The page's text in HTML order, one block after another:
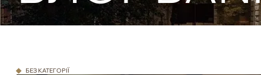
БЕЗ КАТЕГОРІЇ